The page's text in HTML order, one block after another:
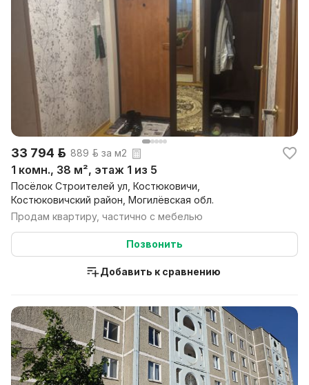
33 794 р. 889 р. за м2
1 комн., 38 м², этаж 1 из 5
Посёлок Строителей ул, Костюковичи,
Костюковичский район, Могилёвская обл.
Продам квартиру, частично с мебелью
Позвонить
Добавить к сравнению